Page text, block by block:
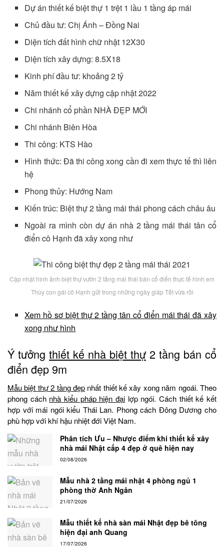
Dự án thiết kế biệt thự 1 trệt 1 lầu 1 tầng áp mái
Chủ đầu tư: Chị Ánh – Đồng Nai
Diện tích đất hình chữ nhật 12X30
Diện tích xây dựng: 8.5X18
Kinh phí đầu tư: khoảng 2 tỷ
Năm thiết kế xây dựng cập nhật 2022
Chi nhánh cổ phần NHÀ ĐẸP MỚI
Chi nhánh Biên Hòa
Thi công: KTS Hào
Hình thức: Đã thi công xong cần đi xem thực tế thì liên
hệ
Phong thủy: Hướng Nam
Kiến trúc: Biệt thự 2 tầng mái thái phong cách châu âu
Ngoài ra mình còn dự án nhà 2 tầng mái thái tân cổ
điển cô Hạnh đã xây xong như
Cập nhật hình ảnh biệt thự vườn 2 tầng mái thái bán cổ điển thực tế hình em
Thùy con gái cô Hạnh gửi trong những ngày giáp Tết vừa rồi
Xem hồ sơ biệt thự 2 tầng tân cổ điển mái thái đã xây
xong như hình
Ý tưởng thiết kế nhà biệt thự 2 tầng bán cổ
điển đẹp 9m
Mẫu biệt thự 2 tầng đẹpnhất thiết kế xây xong năm ngoái. Theo
phong cách nhà kiểu pháp hiện đại lợp ngói. Cách thiết kế kết
hợp với mái ngói kiểu Thái Lan. Phong cách Đông Dương cho
phù hợp với khí hậu nhiệt đới Việt Nam.
Phân tích Ưu – Nhược điểm khi thiết kế xây
nhà mái Nhật cấp 4 đẹp ở quê hiện nay
02/08/2026
Mẫu nhà 2 tầng mái nhật 4 phòng ngủ 1
phòng thờ Anh Ngân
21/07/2026
Mẫu thiết kế nhà sàn mái Nhật đẹp bê tông
hiện đại anh Quang
17/07/2026